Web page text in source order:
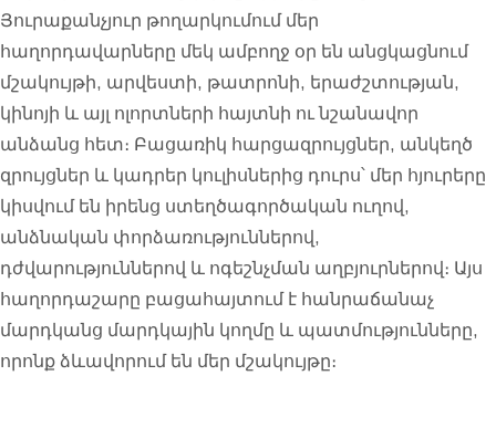
Յուրաքանչյուր թողարկումում մեր
հաղորդավարները մեկ ամբողջ օր են անցկացնում
մշակույթի, արվեստի, թատրոնի, երաժշտության,
կինոյի և այլ ոլորտների հայտնի ու նշանավոր
անձանց հետ։ Բացառիկ հարցազրույցներ, անկեղծ
զրույցներ և կադրեր կուլիսներից դուրս՝ մեր հյուրերը
կիսվում են իրենց ստեղծագործական ուղով,
անձնական փորձառություններով,
դժվարություններով և ոգեշնչման աղբյուրներով։ Այս
հաղորդաշարը բացահայտում է հանրաճանաչ
մարդկանց մարդկային կողմը և պատմությունները,
որոնք ձևավորում են մեր մշակույթը։